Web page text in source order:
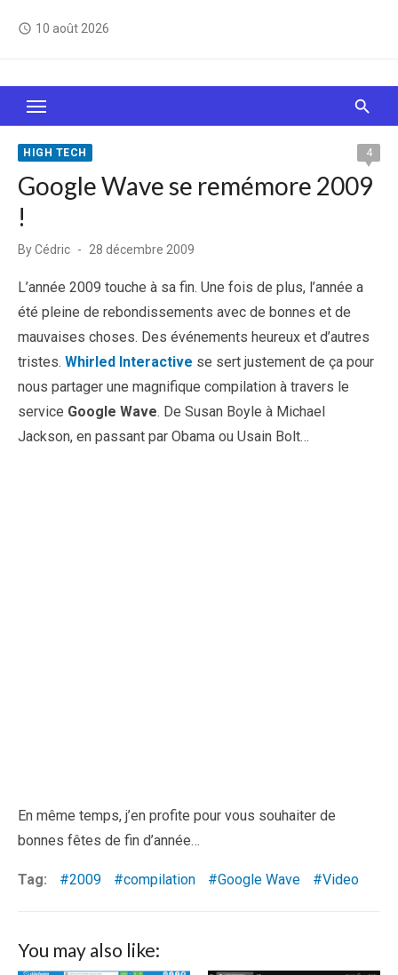
access_time 10 août 2026
Le Web, c'est comme une boîte de chocolats… On
sait jamais sur quoi on va tomber !
HIGH TECH 4
Google Wave se remémore 2009
!
ByCédric
Posted
28 décembre 2009
L’année 2009 touche à sa fin. Une fois de plus, l’année a
été pleine de rebondissements avec de bonnes et de
mauvaises choses. Des événements heureux et d’autres
tristes. Whirled Interactive se sert justement de ça pour
nous partager une magnifique compilation à travers le
service Google Wave. De Susan Boyle à Michael
Jackson, en passant par Obama ou Usain Bolt…
En même temps, j’en profite pour vous souhaiter de
bonnes fêtes de fin d’année…
Tag: 2009 compilation Google Wave Video
You may also like: